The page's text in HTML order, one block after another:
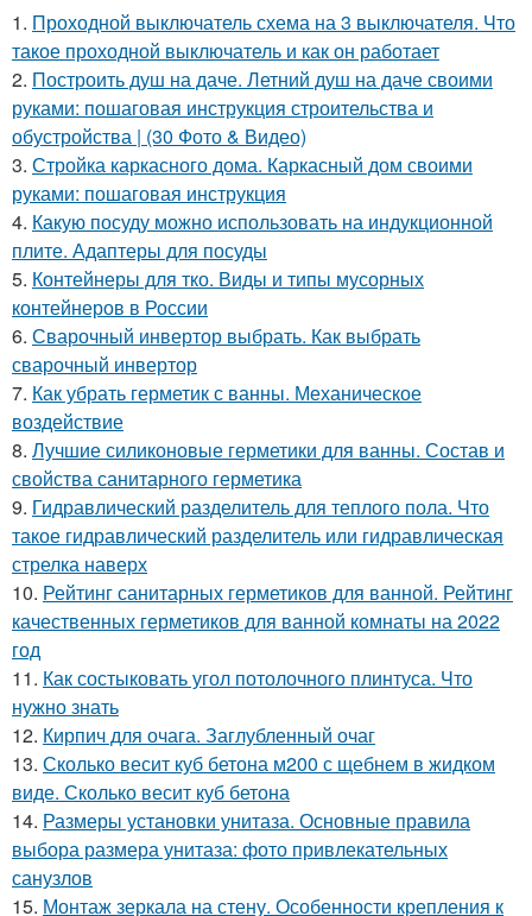
1. Проходной выключатель схема на 3 выключателя. Что
такое проходной выключатель и как он работает
2. Построить душ на даче. Летний душ на даче своими
руками: пошаговая инструкция строительства и
обустройства | (30 Фото & Видео)
3. Стройка каркасного дома. Каркасный дом своими
руками: пошаговая инструкция
4. Какую посуду можно использовать на индукционной
плите. Адаптеры для посуды
5. Контейнеры для тко. Виды и типы мусорных
контейнеров в России
6. Сварочный инвертор выбрать. Как выбрать
сварочный инвертор
7. Как убрать герметик с ванны. Механическое
воздействие
8. Лучшие силиконовые герметики для ванны. Состав и
свойства санитарного герметика
9. Гидравлический разделитель для теплого пола. Что
такое гидравлический разделитель или гидравлическая
стрелка наверх
10. Рейтинг санитарных герметиков для ванной. Рейтинг
качественных герметиков для ванной комнаты на 2022
год
11. Как состыковать угол потолочного плинтуса. Что
нужно знать
12. Кирпич для очага. Заглубленный очаг
13. Сколько весит куб бетона м200 с щебнем в жидком
виде. Сколько весит куб бетона
14. Размеры установки унитаза. Основные правила
выбора размера унитаза: фото привлекательных
санузлов
15. Монтаж зеркала на стену. Особенности крепления к